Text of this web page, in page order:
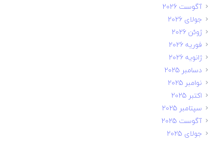
آگوست 2026
جولای 2026
ژوئن 2026
فوریه 2026
ژانویه 2026
دسامبر 2025
نوامبر 2025
اکتبر 2025
سپتامبر 2025
آگوست 2025
جولای 2025